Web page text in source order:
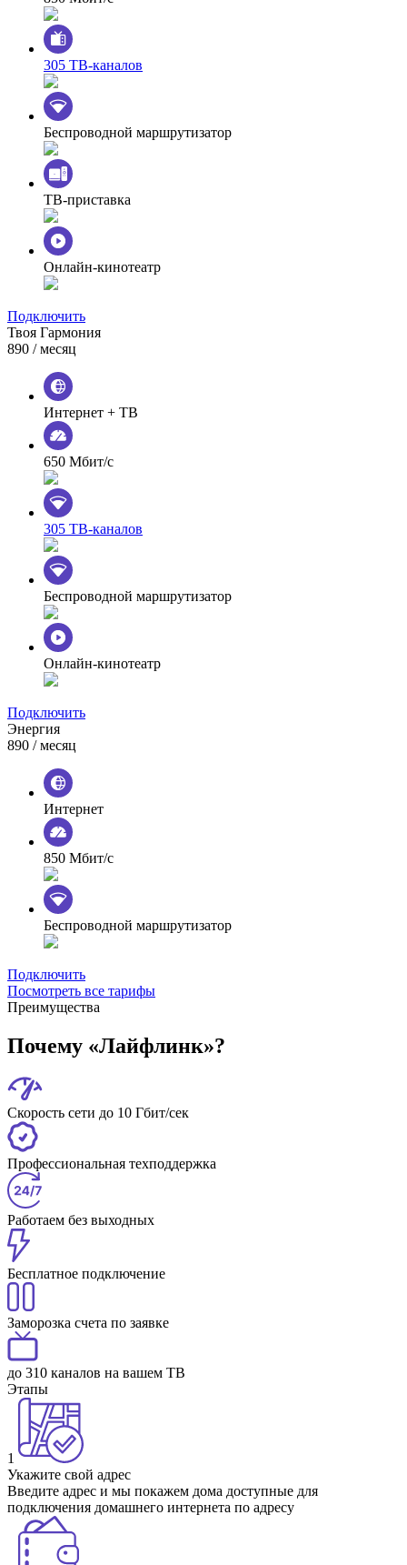
305 ТВ-каналов
Беспроводной маршрутизатор
ТВ-приставка
Онлайн-кинотеатр
Подключить
Твоя Гармония
890 / месяц
Интернет + ТВ
650 Мбит/с
305 ТВ-каналов
Беспроводной маршрутизатор
Онлайн-кинотеатр
Подключить
Энергия
890 / месяц
Интернет
850 Мбит/с
Беспроводной маршрутизатор
Подключить
Посмотреть все тарифы
Преимущества
Почему «Лайфлинк»?
Скорость сети до 10 Гбит/сек
Профессиональная техподдержка
Работаем без выходных
Бесплатное подключение
Заморозка счета по заявке
до 310 каналов на вашем ТВ
Этапы
1
Укажите свой адрес
Введите адрес и мы покажем дома доступные для
подключения домашнего интернета по адресу